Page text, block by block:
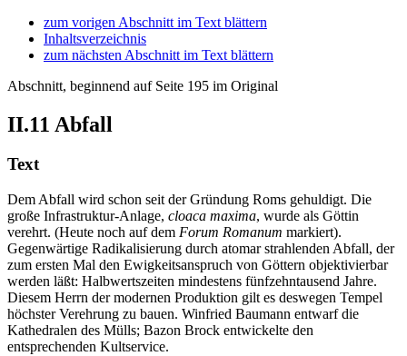
zum vorigen Abschnitt im Text blättern
Inhaltsverzeichnis
zum nächsten Abschnitt im Text blättern
Abschnitt, beginnend auf Seite 195 im Original
II.11 Abfall
Text
Dem Abfall wird schon seit der Gründung Roms gehuldigt. Die
große Infrastruktur-Anlage, cloaca maxima, wurde als Göttin
verehrt. (Heute noch auf dem Forum Romanum markiert).
Gegenwärtige Radikalisierung durch atomar strahlenden Abfall, der
zum ersten Mal den Ewigkeitsanspruch von Göttern objektivierbar
werden läßt: Halbwertszeiten mindestens fünfzehntausend Jahre.
Diesem Herrn der modernen Produktion gilt es deswegen Tempel
höchster Verehrung zu bauen. Winfried Baumann entwarf die
Kathedralen des Mülls; Bazon Brock entwickelte den
entsprechenden Kultservice.